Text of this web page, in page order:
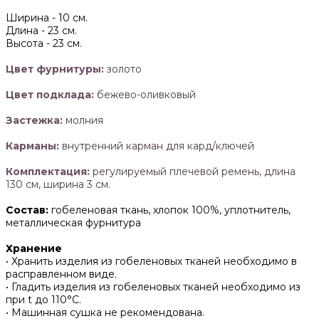
Ширина - 10 см.
Длина - 23 см.
Высота - 23 см.
Цвет фурнитуры: золото
Цвет подклада: бежево-оливковый
Застежка: молния
Карманы: внутренний карман для кард/ключей
Комплектация: регулируемый плечевой ремень, длина
130 см, ширина 3 см.
Состав: гобеленовая ткань, хлопок 100%, уплотнитель,
металлическая фурнитура
Хранение
• Хранить изделия из гобеленовых тканей необходимо в
расправленном виде.
• ‌Гладить изделия из гобеленовых тканей необходимо из
при t до 110°С.
• ‌Машинная сушка не рекомендована.